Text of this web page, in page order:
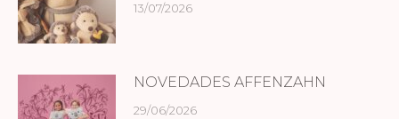
13/07/2026
NOVEDADES AFFENZAHN
29/06/2026